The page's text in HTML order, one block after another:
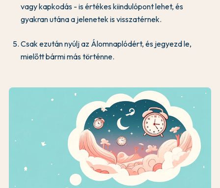
vagy kapkodás - is értékes kiindulópont lehet, és
gyakran utána a jelenetek is visszatérnek.
Csak ezután nyúlj az Álomnaplódért, és jegyezd le,
mielőtt bármi más történne.